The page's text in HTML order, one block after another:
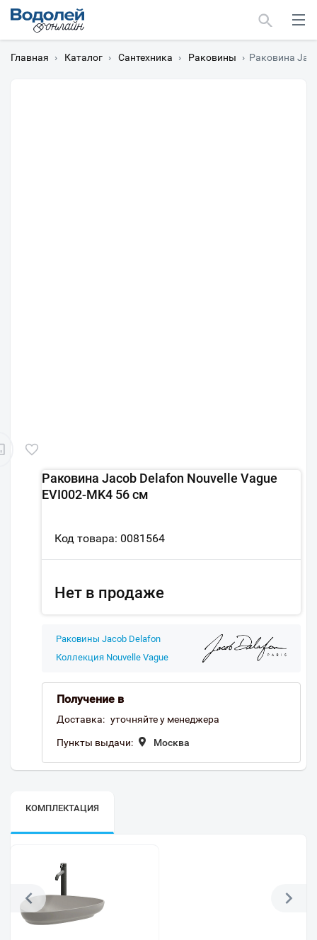
Главная › Каталог › Сантехника › Раковины › Раковина
Раковина Jacob Delafon Nouvelle Vague
EVI002-MK4 56 см
Код товара: 0081564
Нет в продаже
Раковины Jacob Delafon
Коллекция Nouvelle Vague
Получение в
Доставка: уточняйте у менеджера
Пункты выдачи: Москва
КОМПЛЕКТАЦИЯ